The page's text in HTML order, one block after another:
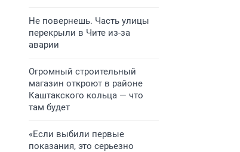
Не повернешь. Часть улицы
перекрыли в Чите из-за
аварии
Огромный строительный
магазин откроют в районе
Каштакского кольца — что
там будет
«Если выбили первые
показания, это серьезно